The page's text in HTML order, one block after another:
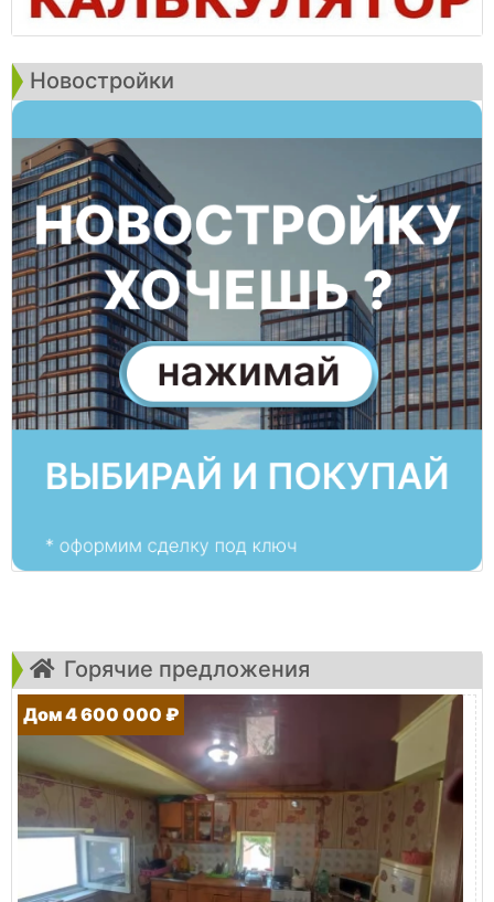
Новостройки
Горячие предложения
Дом 4 600 000 ₽